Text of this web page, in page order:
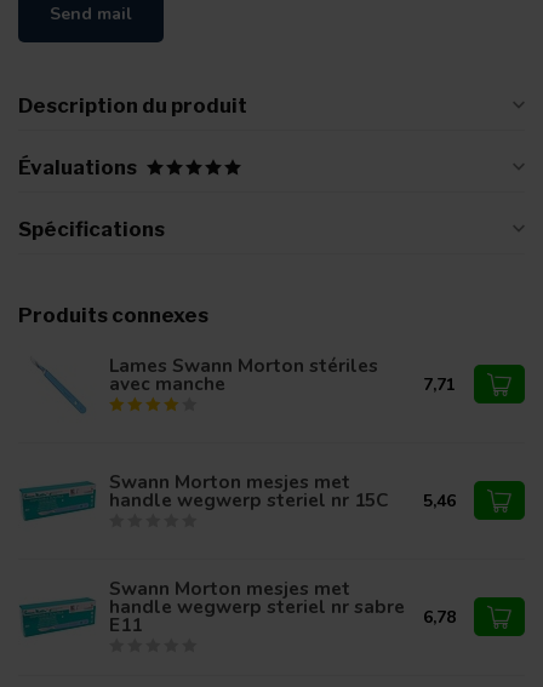
Send mail
Description du produit
Évaluations
Spécifications
Produits connexes
Lames Swann Morton stériles
avec manche 7,71
Swann Morton mesjes met
handle wegwerp steriel nr 15C 5,46
Swann Morton mesjes met
handle wegwerp steriel nr sabre
E11 6,78